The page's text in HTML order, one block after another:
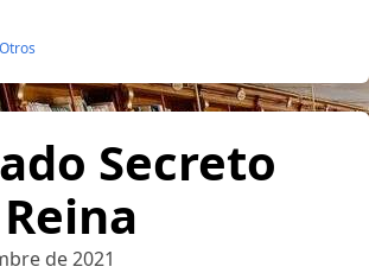
Otros
Secreto
de 2021